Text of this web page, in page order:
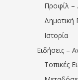
Προφίλ –
Δημοτική
Ιστορία
Ειδήσεις –
Τοπικές